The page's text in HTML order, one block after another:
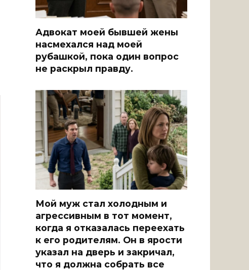
Адвокат моей бывшей жены
насмехался над моей
рубашкой, пока один вопрос
не раскрыл правду.
Мой муж стал холодным и
агрессивным в тот момент,
когда я отказалась переехать
к его родителям. Он в ярости
указал на дверь и закричал,
что я должна собрать все